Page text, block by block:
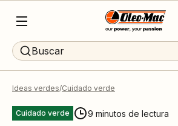
Buscar
Ideas verdes Cuidado verde
Cuidado verde 9 minutos de lectura